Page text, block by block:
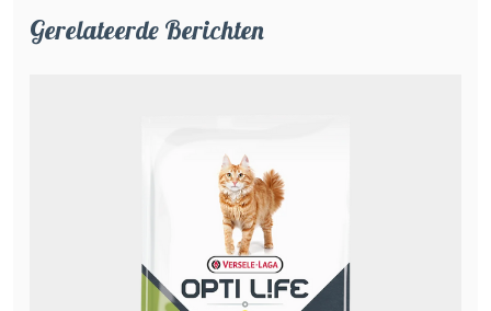
Gerelateerde Berichten